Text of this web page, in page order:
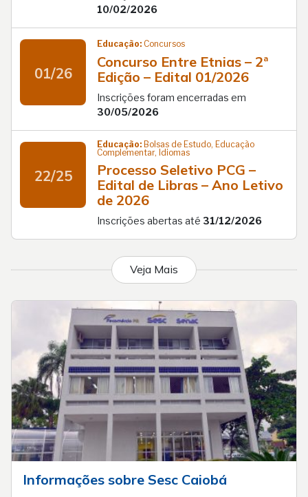
10/02/2026
01/26
Educação: Concursos
Concurso Entre Etnias – 2ª
Edição – Edital 01/2026
Inscrições foram encerradas em
30/05/2026
22/25
Educação: Bolsas de Estudo, Educação
Complementar, Idiomas
Processo Seletivo PCG –
Edital de Libras – Ano Letivo
de 2026
Inscrições abertas até 31/12/2026
Veja Mais
Informações sobre Sesc Caiobá